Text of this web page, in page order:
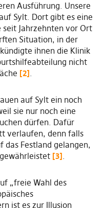
Ausführung. Unsere
Sylt. Dort gibt es eine
Jahrzehnten vor Ort
Situation, in der
ihnen die Klinik
nicht
[2].
auf Sylt ein noch
sie nur noch eine
dürfen. Dafür
verlaufen, denn falls
das Festland gelangen,
[3].
„freie Wahl des
ist es zur Illusion